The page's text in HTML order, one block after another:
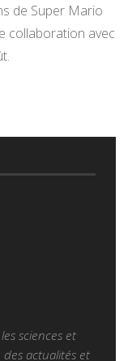
de Super Mario
collaboration avec
sciences et
actualités et